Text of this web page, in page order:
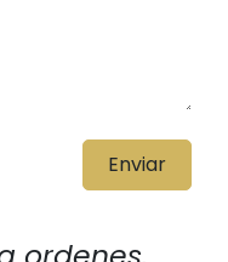
Enviar